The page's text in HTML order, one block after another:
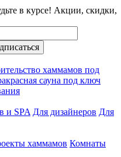
в курсе! Акции, скидки,
хаммамов под
сауна под ключ
и SPA Для дизайнеров Для
хаммамов Комнаты